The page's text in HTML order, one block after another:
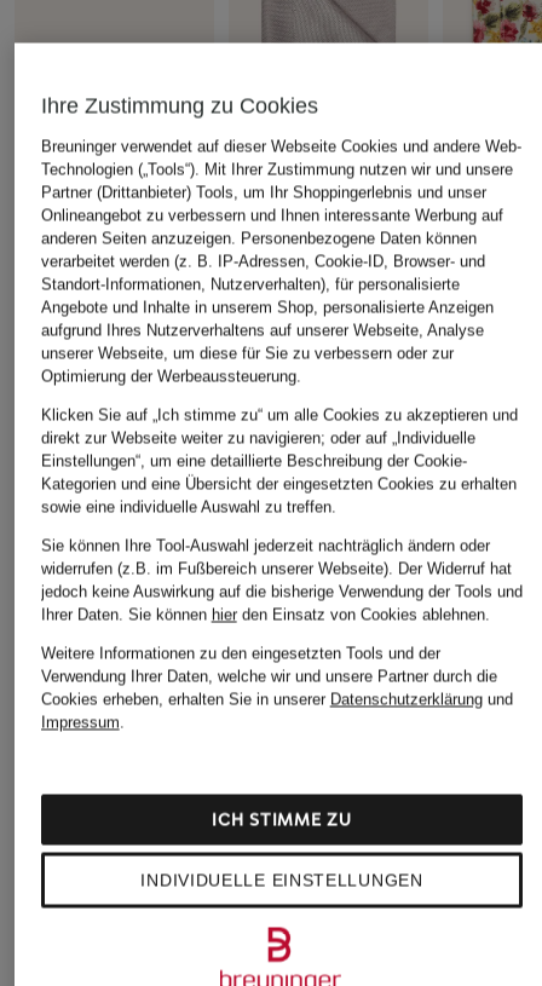
PAUL
Fliege
29,99 €
+Aktionsrabatt
Prince BOWTIE
Set: Fliege und
Einstecktuch
39,99 €
Bestpreis:33,99 €
Ursprünglich:49,99 €
Prince
Set: Fliege
Einstecktuch
49,99 €
ÄHNLICHE ARTIKEL ENTDECKEN
Ihre Zustimmung zu Cookies
Breuninger verwendet auf dieser Webseite Cookies und andere Web-
Technologien („Tools“). Mit Ihrer Zustimmung nutzen wir und unsere
Partner (Drittanbieter) Tools, um Ihr Shoppingerlebnis und unser
Onlineangebot zu verbessern und Ihnen interessante Werbung auf
anderen Seiten anzuzeigen. Personenbezogene Daten können
verarbeitet werden (z. B. IP-Adressen, Cookie-ID, Browser- und
Standort-Informationen, Nutzerverhalten), für personalisierte
Angebote und Inhalte in unserem Shop, personalisierte Anzeigen
aufgrund Ihres Nutzerverhaltens auf unserer Webseite, Analyse
unserer Webseite, um diese für Sie zu verbessern oder zur
Optimierung der Werbeaussteuerung.
Klicken Sie auf „Ich stimme zu“ um alle Cookies zu akzeptieren und
direkt zur Webseite weiter zu navigieren; oder auf „Individuelle
Einstellungen“, um eine detaillierte Beschreibung der Cookie-
Kategorien und eine Übersicht der eingesetzten Cookies zu erhalten
sowie eine individuelle Auswahl zu treffen.
Sie können Ihre Tool-Auswahl jederzeit nachträglich ändern oder
widerrufen (z.B. im Fußbereich unserer Webseite). Der Widerruf hat
jedoch keine Auswirkung auf die bisherige Verwendung der Tools und
Ihrer Daten. Sie können hierden Einsatz von Cookies ablehnen.
Weitere Informationen zu den eingesetzten Tools und der
Verwendung Ihrer Daten, welche wir und unsere Partner durch die
Cookies erheben, erhalten Sie in unserer Datenschutzerklärungund
Impressum.
INDIVIDUELLE EINSTELLUNGEN
ICH STIMME ZU